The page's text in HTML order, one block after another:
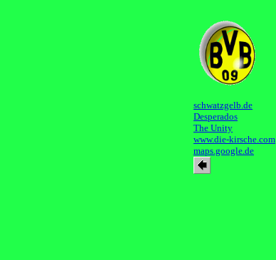
schwatzgelb.de
Desperados
The Unity
www.die-kirsche.com
maps.google.de